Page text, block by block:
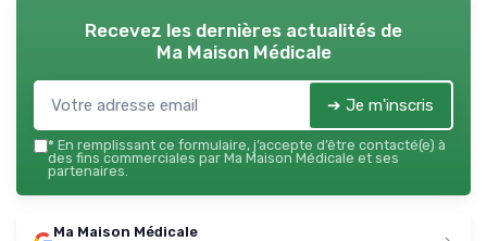
Recevez les dernières actualités de
Ma Maison Médicale
➔ Je m'inscris
* En remplissant ce formulaire, j’accepte d’être contacté(e) à
des fins commerciales par Ma Maison Médicale et ses
partenaires.
Ma Maison Médicale